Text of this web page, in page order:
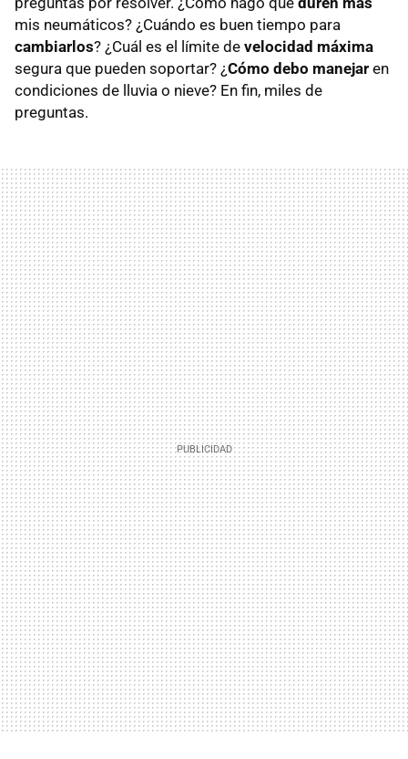
mis neumáticos? ¿Cuándo es buen tiempo para
cambiarlos? ¿Cuál es el límite de velocidad máxima
segura que pueden soportar? ¿Cómo debo manejar en
condiciones de lluvia o nieve? En fin, miles de
preguntas.